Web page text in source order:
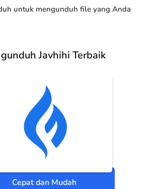
untuk mengunduh file yang Anda
Javhihi Terbaik
Cepat dan Mudah